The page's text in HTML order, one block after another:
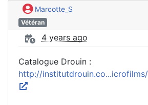
Marcotte_S
Vétéran
4 years ago
Catalogue Drouin :
http://